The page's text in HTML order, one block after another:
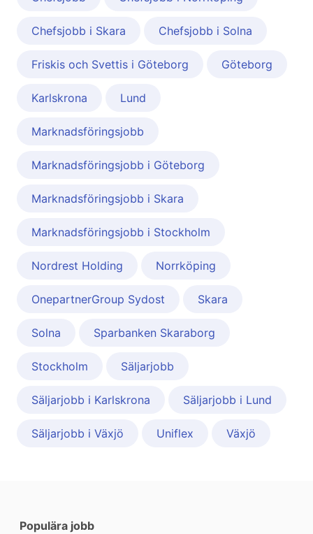
Chefsjobb i Skara Chefsjobb i Solna
Friskis och Svettis i Göteborg Göteborg
Karlskrona Lund
Marknadsföringsjobb
Marknadsföringsjobb i Göteborg
Marknadsföringsjobb i Skara
Marknadsföringsjobb i Stockholm
Nordrest Holding Norrköping
OnepartnerGroup Sydost Skara
Solna Sparbanken Skaraborg
Stockholm Säljarjobb
Säljarjobb i Karlskrona Säljarjobb i Lund
Säljarjobb i Växjö Uniflex Växjö
Populära jobb